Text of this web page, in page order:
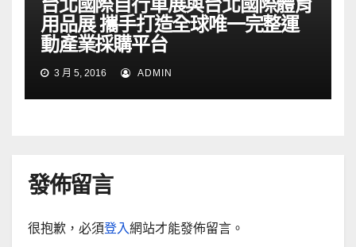
用品展 攜手打造全球唯一完整運
動產業採購平台
3 月 5, 2016 ADMIN
發佈留言
很抱歉，必須登入網站才能發佈留言。